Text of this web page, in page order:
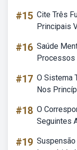
#15 Cite Três
Principais
#16 Saúde
Processos
#17 O Sistema
Nos
#18 O
Seguintes
#19